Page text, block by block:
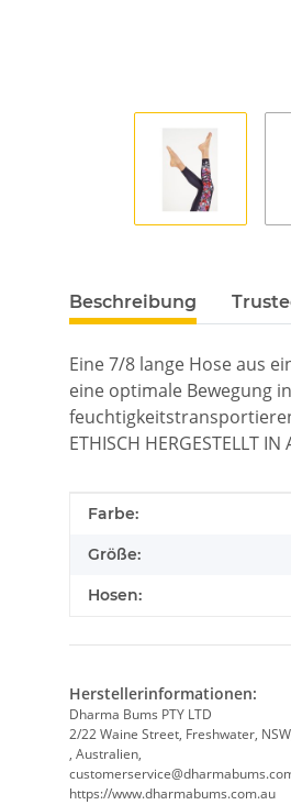
Beschreibung
Eine 7/8 lange Hose aus
eine optimale Bewegung
ETHISCH HERGESTELLT
Produkteigenschaft
Wert
Farbe:
Größe:
Hosen:
Herstellerinformationen:
Dharma Bums PTY LTD
2/22 Waine Street, Freshwater,
, Australien,
https://www.dharmabums.com.au